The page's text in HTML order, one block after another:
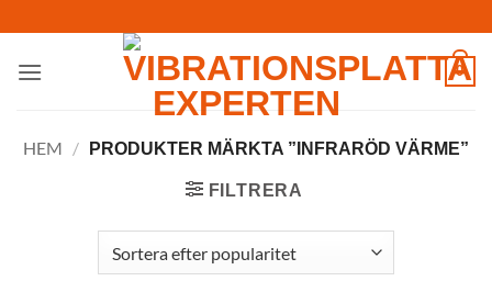
to
content
0
HEM / PRODUKTER MÄRKTA ”INFRARÖD VÄRME”
FILTRERA